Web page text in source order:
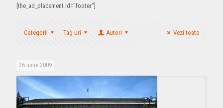
[the_ad_placement id="footer"]
Categorii Tag-uri Autori Vezi toate
26 iunie 2009